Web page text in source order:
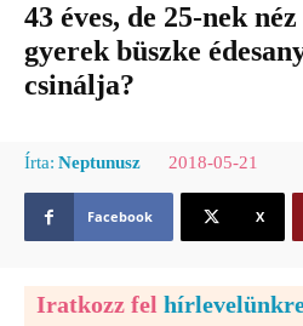
43 éves, de 25-nek
gyerek büszke
csinálja?
Írta: Neptunusz 2018-05-21
Facebook X
Iratkozz fel